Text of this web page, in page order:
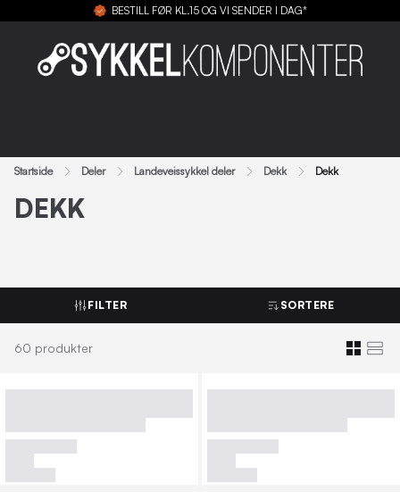
BESTILL FØR KL.15 OG VI SENDER I DAG*
Startside Deler Landeveissykkel deler Dekk Dekk
DEKK
FILTER SORTERE
60 produkter